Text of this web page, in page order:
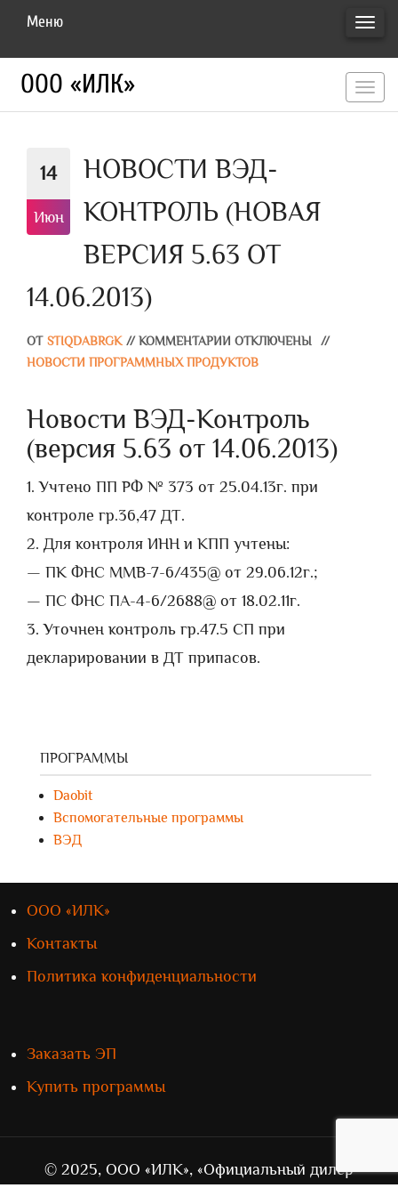
Меню
ООО «ИЛК»
14
Июн
НОВОСТИ ВЭД-
КОНТРОЛЬ (НОВАЯ
ВЕРСИЯ 5.63 ОТ
14.06.2013)
ОТ STIQDABRGK // КОММЕНТАРИИ ОТКЛЮЧЕНЫ
//
НОВОСТИ ПРОГРАММНЫХ ПРОДУКТОВ
Новости ВЭД-Контроль
(версия 5.63 от 14.06.2013)
1. Учтено ПП РФ № 373 от 25.04.13г. при
контроле гр.36,47 ДТ.
2. Для контроля ИНН и КПП учтены:
— ПК ФНС ММВ-7-6/435@ от 29.06.12г.;
— ПС ФНС ПА-4-6/2688@ от 18.02.11г.
3. Уточнен контроль гр.47.5 СП при
декларировании в ДТ припасов.
ПРОГРАММЫ
Daobit
Вспомогательные программы
ВЭД
ООО «ИЛК»
Контакты
Политика конфиденциальности
Заказать ЭП
Купить программы
© 2025, ООО «ИЛК», «Официальный дилер